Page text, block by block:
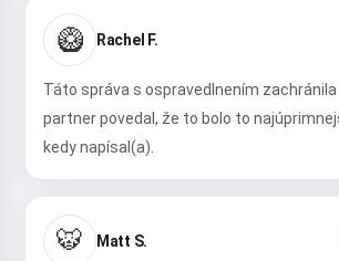
🥝 Rachel F.
Táto správa s ospravedlnením
partner povedal, že to bolo to
kedy napísal(a).
🐯 Matt S.